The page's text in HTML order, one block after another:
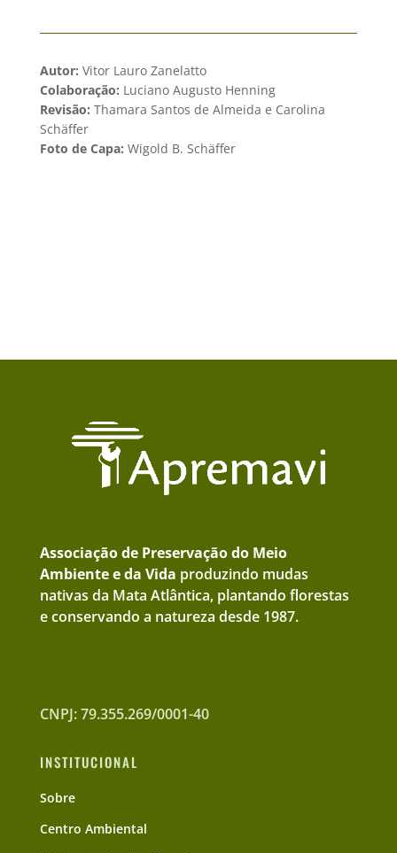
Autor: Vitor Lauro Zanelatto
Colaboração: Luciano Augusto Henning
Revisão: Thamara Santos de Almeida e Carolina
Schäffer
Foto de Capa: Wigold B. Schäffer
Associação de Preservação do Meio
Ambiente e da Vida produzindo mudas
nativas da Mata Atlântica, plantando florestas
e conservando a natureza desde 1987.
CNPJ: 79.355.269/0001-40
INSTITUCIONAL
Sobre
Centro Ambiental